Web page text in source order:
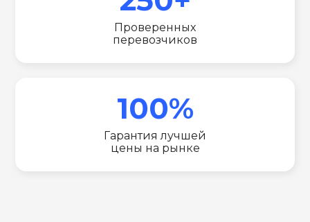
Проверенных
перевозчиков
100%
Гарантия лучшей
цены на рынке